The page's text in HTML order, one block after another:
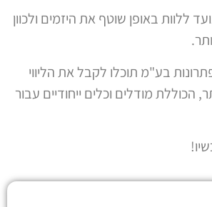
ללוות באופן שוטף את היזמים ולכוון
.
פתרונות בע"מ תוכלו לקבל את הליווי
הכוללת מודלים וכלים ייחודיים עבור